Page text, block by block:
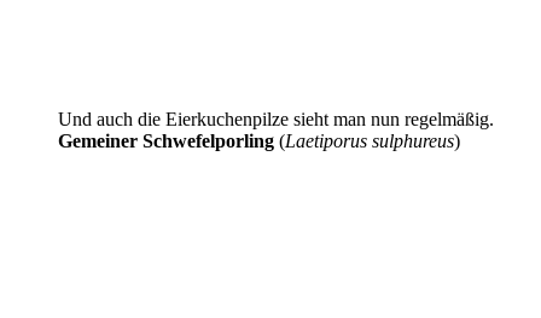
Und auch die Eierkuchenpilze sieht man nun regelmäßig.
Gemeiner Schwefelporling (Laetiporus sulphureus)